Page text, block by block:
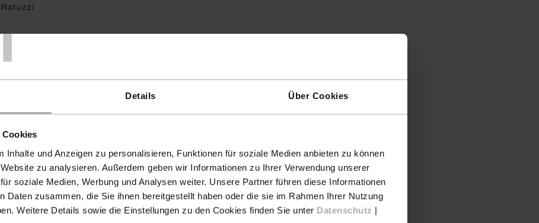
Details Über Cookies
Cookies
Inhalte und Anzeigen zu personalisieren, Funktionen für soziale Medien anbieten zu können
zu analysieren. Außerdem geben wir Informationen zu Ihrer Verwendung unserer
soziale Medien, Werbung und Analysen weiter. Unsere Partner führen diese Informationen
Daten zusammen, die Sie ihnen bereitgestellt haben oder die sie im Rahmen Ihrer Nutzung
Weitere Details sowie die Einstellungen zu den Cookies finden Sie unter Datenschutz |